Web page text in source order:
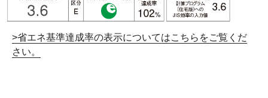
>省エネ基準達成率の表示についてはこちらをご覧くだ
さい。